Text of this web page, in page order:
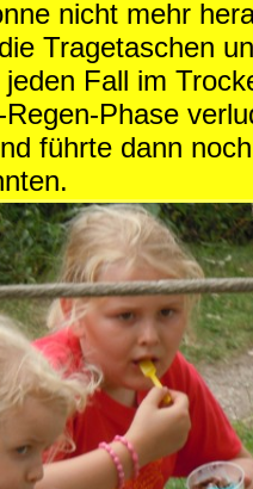
nicht mehr
Tragetaschen
Fall im
Phase
führte dann